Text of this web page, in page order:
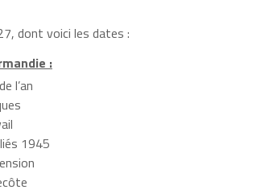
dont voici les dates :
:
l’an
1945